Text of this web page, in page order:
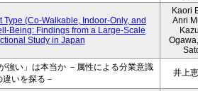
(Co-Walkable, Indoor-Only, and
Being: Findings from a Large-Scale
Study in Japan
Kaori
Anri
強い」は本当か －属性による分業意識
違いを探る－
井上